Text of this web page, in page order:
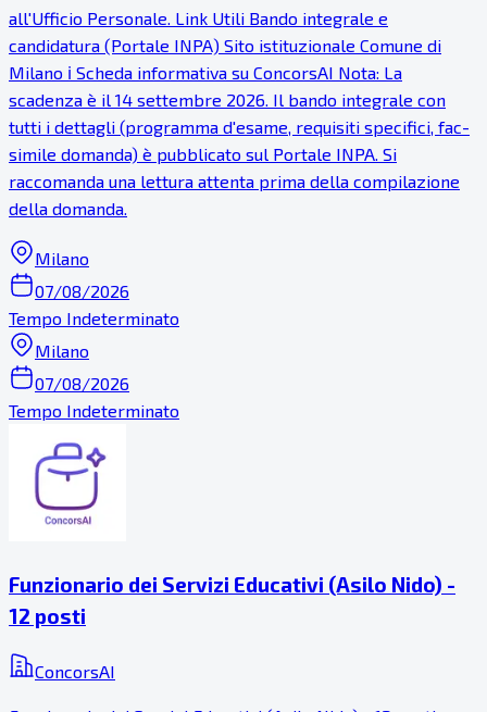
all'Ufficio Personale. Link Utili Bando integrale e
candidatura (Portale INPA) Sito istituzionale Comune di
Milano ℹ Scheda informativa su ConcorsAI Nota: La
scadenza è il 14 settembre 2026. Il bando integrale con
tutti i dettagli (programma d'esame, requisiti specifici, fac-
simile domanda) è pubblicato sul Portale INPA. Si
raccomanda una lettura attenta prima della compilazione
della domanda.
Milano
07/08/2026
Tempo Indeterminato
Milano
07/08/2026
Tempo Indeterminato
Funzionario dei Servizi Educativi (Asilo Nido) -
12 posti
ConcorsAI